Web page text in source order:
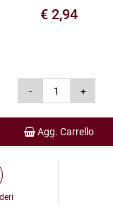
€ 2,94
Agg. Carrello